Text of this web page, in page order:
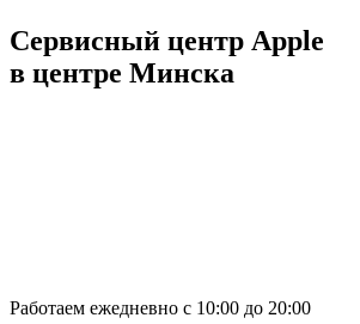
Сервисный центр Apple
в центре Минска
Работаем ежедневно с 10:00 до 20:00